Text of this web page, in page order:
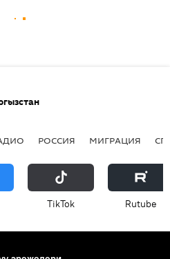
РОССИЯ МИГРАЦИЯ
ТikТоk Rutube